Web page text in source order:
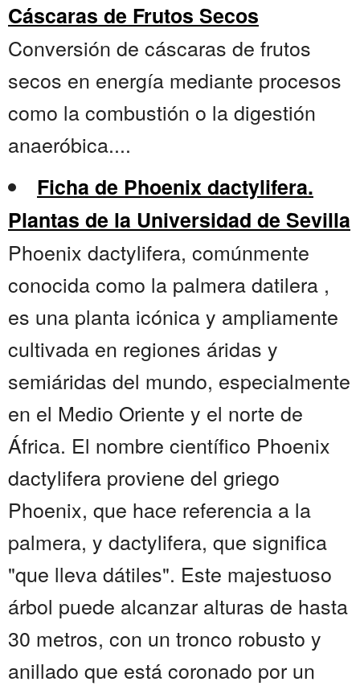
Cáscaras de Frutos Secos
Conversión de cáscaras de frutos
secos en energía mediante procesos
como la combustión o la digestión
anaeróbica....
Ficha de Phoenix dactylifera.
Plantas de la Universidad de Sevilla
Phoenix dactylifera, comúnmente
conocida como la palmera datilera ,
es una planta icónica y ampliamente
cultivada en regiones áridas y
semiáridas del mundo, especialmente
en el Medio Oriente y el norte de
África. El nombre científico Phoenix
dactylifera proviene del griego
Phoenix, que hace referencia a la
palmera, y dactylifera, que significa
"que lleva dátiles". Este majestuoso
árbol puede alcanzar alturas de hasta
30 metros, con un tronco robusto y
anillado que está coronado por un